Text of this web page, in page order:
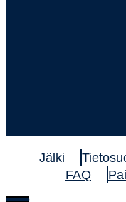
Jälki
FAQ